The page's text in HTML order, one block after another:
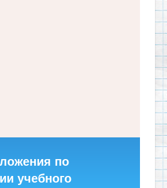
по
учебного